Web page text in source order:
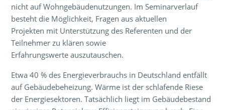
nicht auf Wohngebäudenutzungen. Im Seminarverlauf
besteht die Möglichkeit, Fragen aus aktuellen
Projekten mit Unterstützung des Referenten und der
Teilnehmer zu klären sowie
Erfahrungswerte auszutauschen.
Etwa 40 % des Energieverbrauchs in Deutschland entfällt
auf Gebäudebeheizung. Wärme ist der schlafende Riese
der Energiesektoren. Tatsächlich liegt im Gebäudebestand